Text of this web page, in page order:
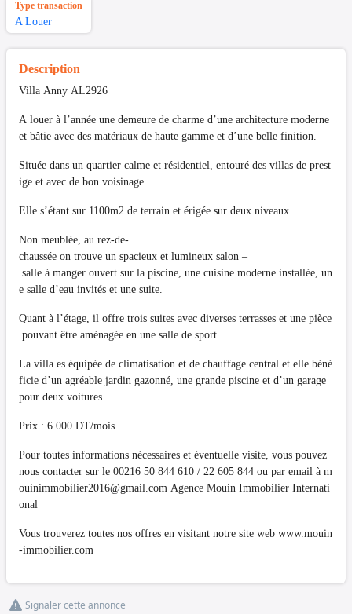
Type transaction
A Louer
Description
Villa Anny AL2926
A louer à l’année une demeure de charme d’une architecture moderne
et bâtie avec des matériaux de haute gamme et d’une belle finition.
Située dans un quartier calme et résidentiel, entouré des villas de prest
ige et avec de bon voisinage.
Elle s’étant sur 1100m2 de terrain et érigée sur deux niveaux.
Non meublée, au rez-de-
chaussée on trouve un spacieux et lumineux salon –
salle à manger ouvert sur la piscine, une cuisine moderne installée, un
e salle d’eau invités et une suite.
Quant à l’étage, il offre trois suites avec diverses terrasses et une pièce
pouvant être aménagée en une salle de sport.
La villa es équipée de climatisation et de chauffage central et elle béné
ficie d’un agréable jardin gazonné, une grande piscine et d’un garage
pour deux voitures
Prix : 6 000 DT/mois
Pour toutes informations nécessaires et éventuelle visite, vous pouvez
nous contacter sur le 00216 50 844 610 / 22 605 844 ou par email à m
ouinimmobilier2016@gmail.com Agence Mouin Immobilier Internati
onal
Vous trouverez toutes nos offres en visitant notre site web www.mouin
-immobilier.com
Signaler cette annonce